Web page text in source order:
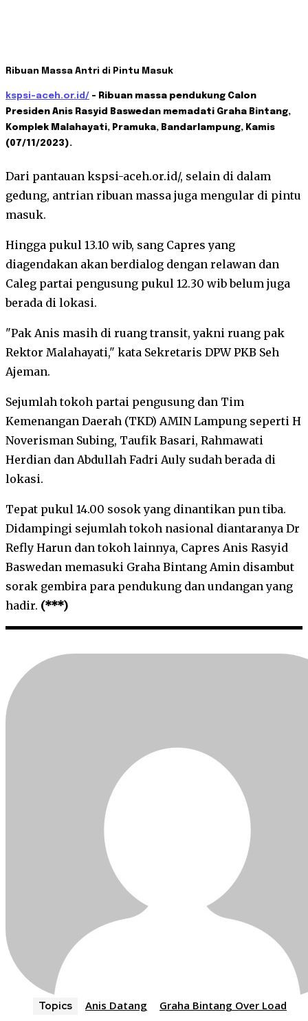
Ribuan Massa Antri di Pintu Masuk
kspsi-aceh.or.id/ – Ribuan massa pendukung Calon
Presiden Anis Rasyid Baswedan memadati Graha Bintang,
Komplek Malahayati, Pramuka, Bandarlampung, Kamis
(07/11/2023).
Dari pantauan kspsi-aceh.or.id/, selain di dalam
gedung, antrian ribuan massa juga mengular di pintu
masuk.
Hingga pukul 13.10 wib, sang Capres yang
diagendakan akan berdialog dengan relawan dan
Caleg partai pengusung pukul 12.30 wib belum juga
berada di lokasi.
"Pak Anis masih di ruang transit, yakni ruang pak
Rektor Malahayati," kata Sekretaris DPW PKB Seh
Ajeman.
Sejumlah tokoh partai pengusung dan Tim
Kemenangan Daerah (TKD) AMIN Lampung seperti H
Noverisman Subing, Taufik Basari, Rahmawati
Herdian dan Abdullah Fadri Auly sudah berada di
lokasi.
Tepat pukul 14.00 sosok yang dinantikan pun tiba.
Didampingi sejumlah tokoh nasional diantaranya Dr
Refly Harun dan tokoh lainnya, Capres Anis Rasyid
Baswedan memasuki Graha Bintang Amin disambut
sorak gembira para pendukung dan undangan yang
hadir. (***)
Topics Anis Datang Graha Bintang Over Load